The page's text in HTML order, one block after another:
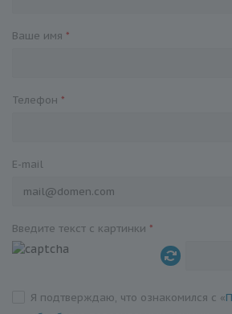
Ваше имя *
Телефон *
E-mail
Введите текст с картинки *
Я подтверждаю, что ознакомился с «